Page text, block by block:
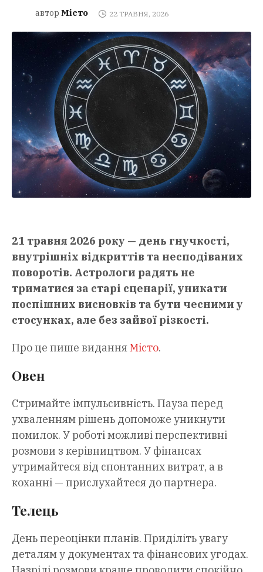
автор Місто 22 ТРАВНЯ, 2026
21 травня 2026 року — день гнучкості,
внутрішніх відкриттів та несподіваних
поворотів. Астрологи радять не
триматися за старі сценарії, уникати
поспішних висновків та бути чесними у
стосунках, але без зайвої різкості.
Про це пише виданняМісто.
Овен
Стримайте імпульсивність. Пауза перед
ухваленням рішень допоможе уникнути
помилок. У роботі можливі перспективні
розмови з керівництвом. У фінансах
утримайтеся від спонтанних витрат, а в
коханні — прислухайтеся до партнера.
Телець
День переоцінки планів. Приділіть увагу
деталям у документах та фінансових угодах.